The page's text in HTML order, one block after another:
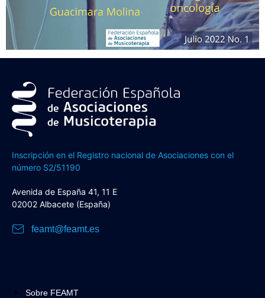
Inscripción en el Registro nacional de Asociaciones con el
número S2/51190
Avenida de España 41, 11 E
02002 Albacete (España)
feamt@feamt.es
Sobre FEAMT